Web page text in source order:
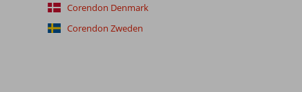
Corendon Denmark
Corendon Zweden